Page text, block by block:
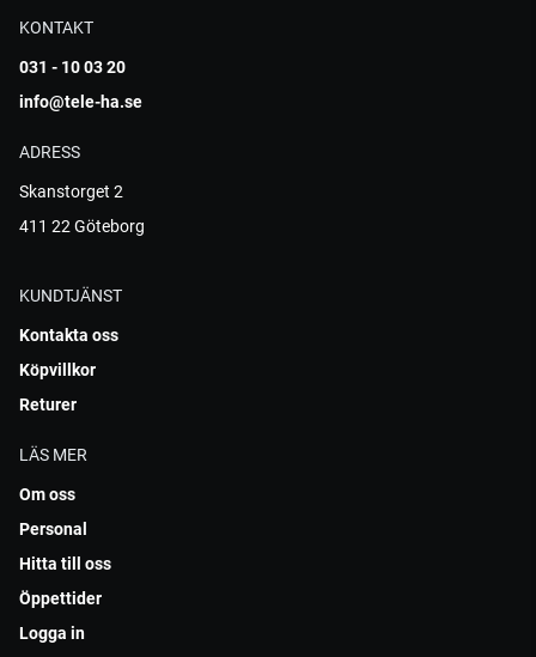
KONTAKT
031 - 10 03 20
info@tele-ha.se
ADRESS
Skanstorget 2
411 22 Göteborg
KUNDTJÄNST
Kontakta oss
Köpvillkor
Returer
LÄS MER
Om oss
Personal
Hitta till oss
Öppettider
Logga in